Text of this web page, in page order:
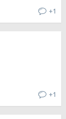
+1
+1